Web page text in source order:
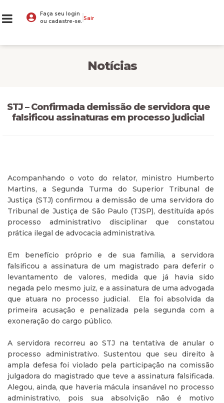
Faça seu login
ou cadastre-se. Sair
Notícias
STJ – Confirmada demissão de servidora que
falsificou assinaturas em processo judicial
Acompanhando o voto do relator, ministro Humberto
Martins, a Segunda Turma do Superior Tribunal de
Justiça (STJ) confirmou a demissão de uma servidora do
Tribunal de Justiça de São Paulo (TJSP), destituída após
processo administrativo disciplinar que constatou
prática ilegal de advocacia administrativa.
Em benefício próprio e de sua família, a servidora
falsificou a assinatura de um magistrado para deferir o
levantamento de valores, medida que já havia sido
negada pelo mesmo juiz, e a assinatura de uma advogada
que atuara no processo judicial. Ela foi absolvida da
primeira acusação e penalizada pela segunda com a
exoneração do cargo público.
A servidora recorreu ao STJ na tentativa de anular o
processo administrativo. Sustentou que seu direito à
ampla defesa foi violado pela participação na comissão
julgadora do magistrado que teve a assinatura falsificada.
Alegou, ainda, que haveria mácula insanável no processo
administrativo, pois sua absolvição não é motivo